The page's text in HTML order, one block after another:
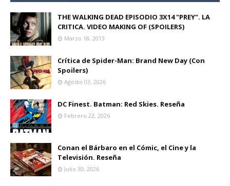
THE WALKING DEAD EPISODIO 3X14 "PREY". LA
CRITICA. VIDEO MAKING OF (SPOILERS)
Marzo 18, 2013
Crítica de Spider-Man: Brand New Day (Con
Spoilers)
Agosto 03, 2026
DC Finest. Batman: Red Skies. Reseña
Febrero 22, 2026
Conan el Bárbaro en el Cómic, el Cine y la
Televisión. Reseña
Julio 30, 2026